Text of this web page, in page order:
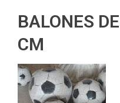
BALONES
CM